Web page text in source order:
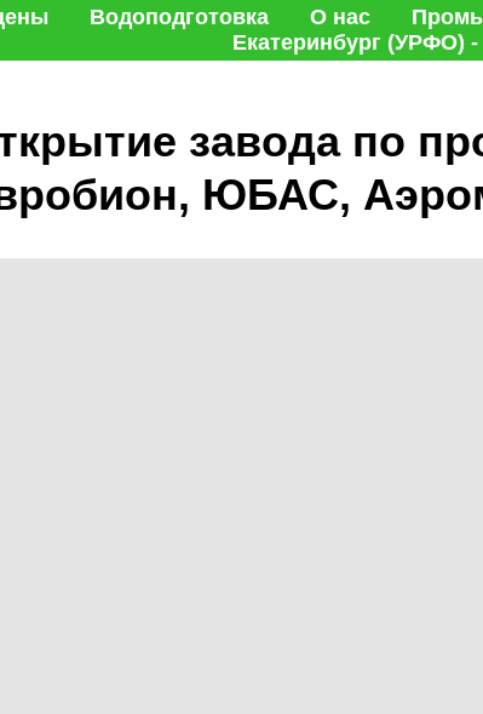
Водоподготовка О нас
Екатеринбург (УРФО)
завода по
ЮБАС,